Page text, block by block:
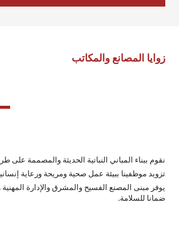
زوايا المصانع والمكاتب
نقوم ببناء المباني النباتية الحديثة والمصممة على
تزويد موظفينا ببيئة عمل صحية ومريحة ورعاية
يوفر مبنى المصنع الفسيح والمشرق والإدارة
ضمانا للسلامة.